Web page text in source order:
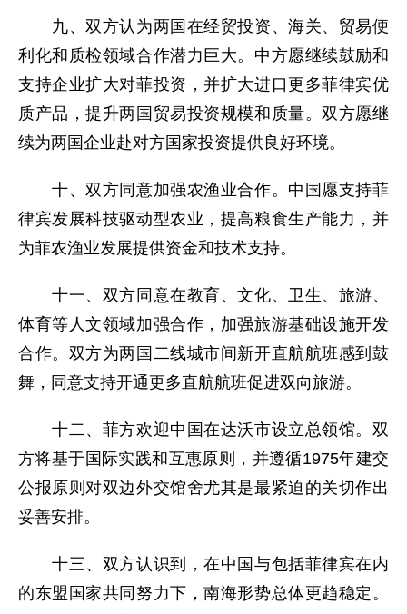
九、双方认为两国在经贸投资、海关、贸易便
利化和质检领域合作潜力巨大。中方愿继续鼓励和
支持企业扩大对菲投资，并扩大进口更多菲律宾优
质产品，提升两国贸易投资规模和质量。双方愿继
续为两国企业赴对方国家投资提供良好环境。
十、双方同意加强农渔业合作。中国愿支持菲
律宾发展科技驱动型农业，提高粮食生产能力，并
为菲农渔业发展提供资金和技术支持。
十一、双方同意在教育、文化、卫生、旅游、
体育等人文领域加强合作，加强旅游基础设施开发
合作。双方为两国二线城市间新开直航航班感到鼓
舞，同意支持开通更多直航航班促进双向旅游。
十二、菲方欢迎中国在达沃市设立总领馆。双
方将基于国际实践和互惠原则，并遵循1975年建交
公报原则对双边外交馆舍尤其是最紧迫的关切作出
妥善安排。
十三、双方认识到，在中国与包括菲律宾在内
的东盟国家共同努力下，南海形势总体更趋稳定。